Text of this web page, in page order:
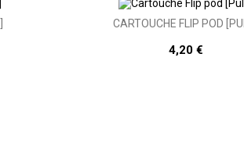
CARTOUCHE FLIP POD
4,20 €